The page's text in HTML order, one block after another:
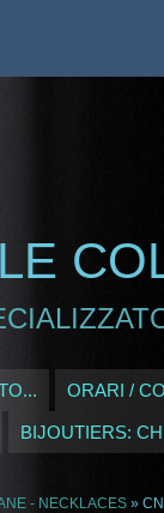
LE
ORARI /
BIJOUTIERS:
- NECKLACES »